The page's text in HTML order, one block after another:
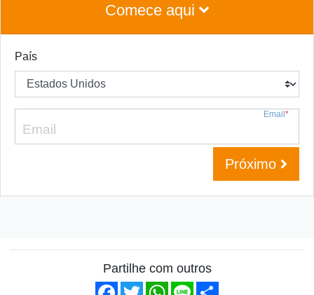
Comece aqui
País
Email *
Próximo
Partilhe com outros
Facebook
TwitterWhatsApp
Line